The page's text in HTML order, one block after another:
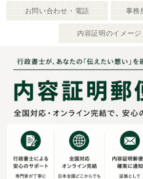
お問い合わせ・電話 事務
内容証明のイメージ